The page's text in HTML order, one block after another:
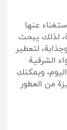
عنها
لذلك يبحث
لتعطير
الشرقية
ويمكنكِ
من العطور